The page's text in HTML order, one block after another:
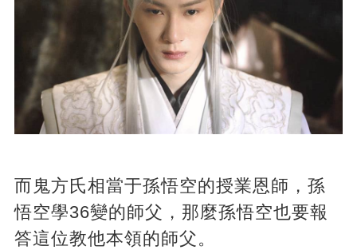
而鬼方氏相當于孫悟空的授業恩師，孫
悟空學36變的師父，那麼孫悟空也要報
答這位教他本領的師父。